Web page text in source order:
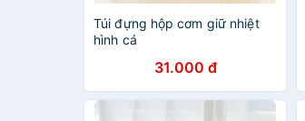
Túi đựng hộp cơm giữ nhiệt
hình cá
31.000 đ